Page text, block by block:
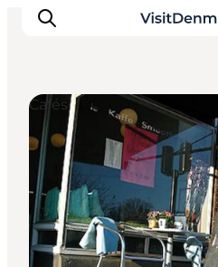
Inspiratie
Bestemmingen
Wat te doen
Accommodaties
Plan je reis
Cafés